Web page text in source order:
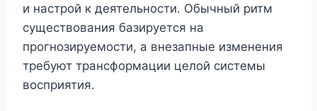
и настрой к деятельности. Обычный ритм
существования базируется на
прогнозируемости, а внезапные изменения
требуют трансформации целой системы
восприятия.